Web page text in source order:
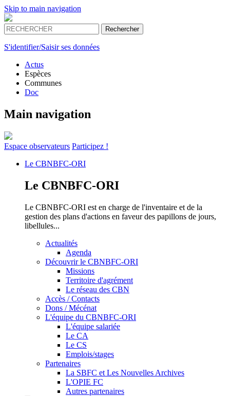
Skip to main navigation
S'identifier/Saisir ses données
Actus
Espèces
Communes
Doc
Main navigation
Espace observateurs Participez !
Le CBNBFC-ORI
Le CBNBFC-ORI
Le CBNBFC-ORI est en charge de l'inventaire et de la
gestion des plans d'actions en faveur des papillons de jours,
libellules...
Actualités
Agenda
Découvrir le CBNBFC-ORI
Missions
Territoire d'agrément
Le réseau des CBN
Accès / Contacts
Dons / Mécénat
L'équipe du CBNBFC-ORI
L'équipe salariée
Le CA
Le CS
Emplois/stages
Partenaires
La SBFC et Les Nouvelles Archives
L'OPIE FC
Autres partenaires